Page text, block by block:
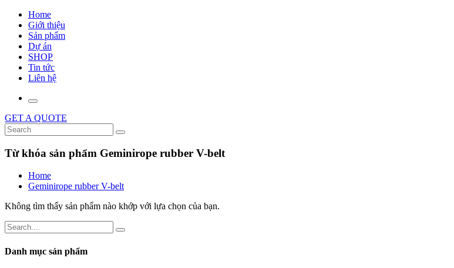
Home
Giới thiệu
Sản phẩm
Dự án
SHOP
Tin tức
Liên hệ
GET A QUOTE
Từ khóa sản phẩm Geminirope rubber V-belt
Home
Geminirope rubber V-belt
Không tìm thấy sản phẩm nào khớp với lựa chọn của bạn.
Danh mục sản phẩm